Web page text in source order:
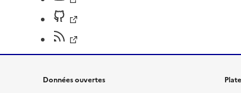
Données ouvertes